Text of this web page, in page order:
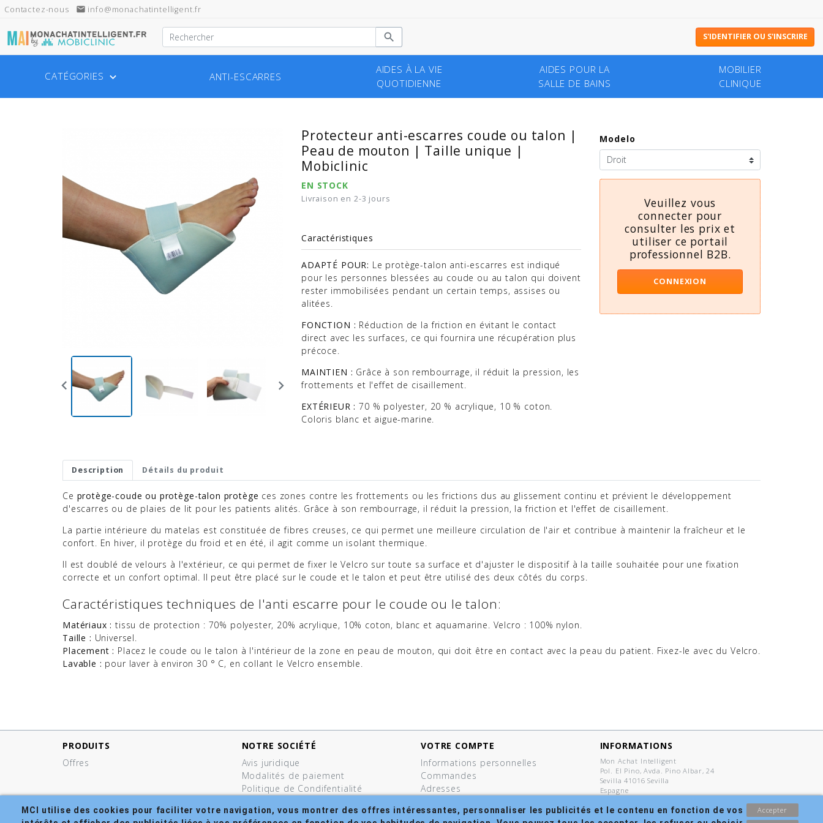
MCI utilise des cookies pour faciliter votre navigation, vous montrer des offres intéressantes, personnaliser les publicités et le contenu en fonction de vos
Accepter
Contactez-nous email info@monachatintelligent.fr
 S'IDENTIFIER OU S'INSCRIRE
CATÉGORIES  ANTI-ESCARRES
AIDES À LA VIE
QUOTIDIENNE
AIDES POUR LA
SALLE DE BAINS
MOBILIER
CLINIQUE
 
Protecteur anti-escarres coude ou talon |
Peau de mouton | Taille unique |
Mobiclinic
EN STOCK
Livraison en 2-3 jours
Caractéristiques
ADAPTÉ POUR: Le protège-talon anti-escarres est indiqué
pour les personnes blessées au coude ou au talon qui doivent
rester immobilisées pendant un certain temps, assises ou
alitées.
FONCTION : Réduction de la friction en évitant le contact
direct avec les surfaces, ce qui fournira une récupération plus
précoce.
MAINTIEN : Grâce à son rembourrage, il réduit la pression, les
frottements et l'effet de cisaillement.
EXTÉRIEUR : 70 % polyester, 20 % acrylique, 10 % coton.
Coloris blanc et aigue-marine.
Modelo
Veuillez vous
connecter pour
consulter les prix et
utiliser ce portail
professionnel B2B.
CONNEXION
Description Détails du produit
Ce protège-coude ou protège-talon protège ces zones contre les frottements ou les frictions dus au glissement continu et prévient le développement
d'escarres ou de plaies de lit pour les patients alités. Grâce à son rembourrage, il réduit la pression, la friction et l'effet de cisaillement.
La partie intérieure du matelas est constituée de fibres creuses, ce qui permet une meilleure circulation de l'air et contribue à maintenir la fraîcheur et le
confort. En hiver, il protège du froid et en été, il agit comme un isolant thermique.
Il est doublé de velours à l'extérieur, ce qui permet de fixer le Velcro sur toute sa surface et d'ajuster le dispositif à la taille souhaitée pour une fixation
correcte et un confort optimal. Il peut être placé sur le coude et le talon et peut être utilisé des deux côtés du corps.
Caractéristiques techniques de l'anti escarre pour le coude ou le talon:
Matériaux : tissu de protection : 70% polyester, 20% acrylique, 10% coton, blanc et aquamarine. Velcro : 100% nylon.
Taille : Universel.
Placement : Placez le coude ou le talon à l'intérieur de la zone en peau de mouton, qui doit être en contact avec la peau du patient. Fixez-le avec du Velcro.
Lavable : pour laver à environ 30 ° C, en collant le Velcro ensemble.
PRODUITS
Offres
NOTRE SOCIÉTÉ
Avis juridique
Modalités de paiement
Politique de Condifentialité
Conditions Générales
VOTRE COMPTE
Informations personnelles
Commandes
Adresses
Mes listes de produits
INFORMATIONS
Mon Achat Intelligent
Pol. El Pino, Avda. Pino Albar, 24
Sevilla 41016 Sevilla
Espagne